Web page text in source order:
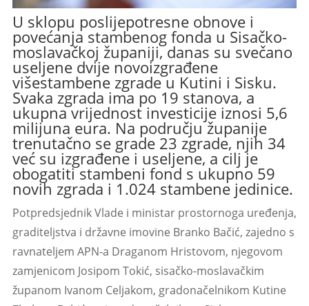
U sklopu poslijepotresne obnove i
povećanja stambenog fonda u Sisačko-
moslavačkoj županiji, danas su svečano
useljene dvije novoizgrađene
višestambene zgrade u Kutini i Sisku.
Svaka zgrada ima po 19 stanova, a
ukupna vrijednost investicije iznosi 5,6
milijuna eura. Na području županije
trenutačno se grade 23 zgrade, njih 34
već su izgrađene i useljene, a cilj je
obogatiti stambeni fond s ukupno 59
novih zgrada i 1.024 stambene jedinice.
Potpredsjednik Vlade i ministar prostornoga uređenja,
graditeljstva i državne imovine Branko Bačić, zajedno s
ravnateljem APN-a Draganom Hristovom, njegovom
zamjenicom Josipom Tokić, sisačko-moslavačkim
županom Ivanom Celjakom, gradonačelnikom Kutine